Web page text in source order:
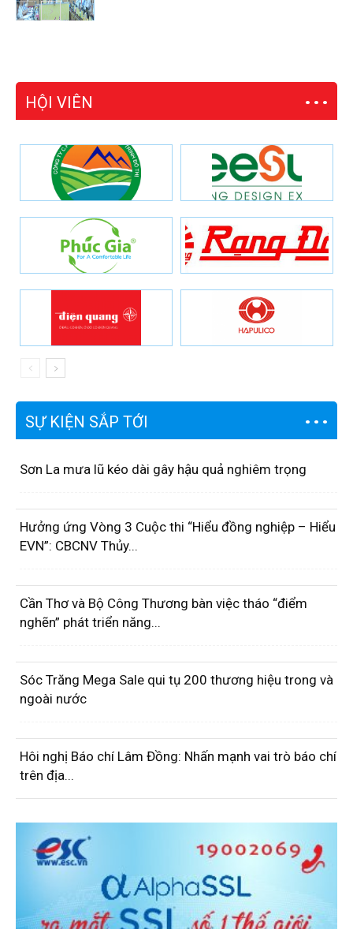
HỘI VIÊN
SỰ KIỆN SẮP TỚI
Sơn La mưa lũ kéo dài gây hậu quả nghiêm trọng
Hưởng ứng Vòng 3 Cuộc thi “Hiểu đồng nghiệp – Hiểu
EVN”: CBCNV Thủy...
Cần Thơ và Bộ Công Thương bàn việc tháo “điểm
nghẽn” phát triển năng...
Sóc Trăng Mega Sale qui tụ 200 thương hiệu trong và
ngoài nước
Hôi nghị Báo chí Lâm Đồng: Nhấn mạnh vai trò báo chí
trên địa...